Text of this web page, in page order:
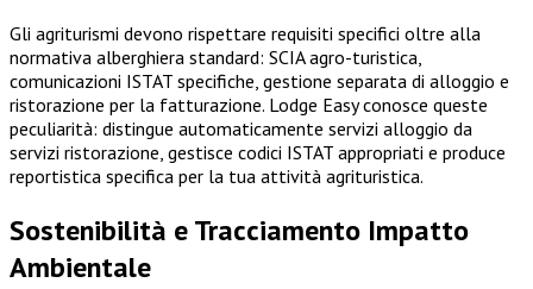
Gli agriturismi devono rispettare requisiti specifici oltre alla
normativa alberghiera standard: SCIA agro-turistica,
comunicazioni ISTAT specifiche, gestione separata di alloggio e
ristorazione per la fatturazione. Lodge Easy conosce queste
peculiarità: distingue automaticamente servizi alloggio da
servizi ristorazione, gestisce codici ISTAT appropriati e produce
reportistica specifica per la tua attività agrituristica.
Sostenibilità e Tracciamento Impatto
Ambientale